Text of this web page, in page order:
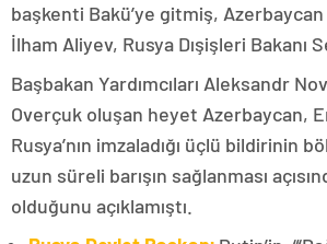
başkenti Bakü’ye gitmiş,
İlham Aliyev, Rusya Dışişleri Bakanı
Başbakan Yardımcıları Aleksandr
Overçuk oluşan heyet Azerbaycan,
Rusya’nın imzaladığı üçlü bildirinin
uzun süreli barışın sağlanması
olduğunu açıklamıştı.